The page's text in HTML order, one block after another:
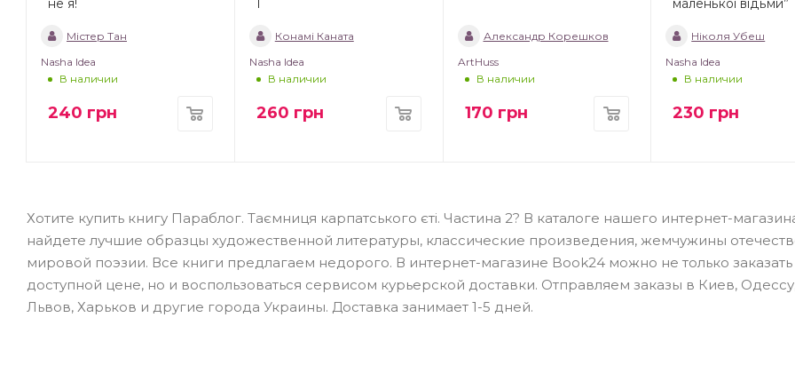
Містер Тан
Nasha Idea
В наличии
240 грн
Конамі Каната
Nasha Idea
В наличии
260 грн
Александр Корешков
ArtHuss
В наличии
170 грн
Ніколя Убеш
Nasha Idea
В наличии
230 грн
Хотите купить книгу Параблог. Таємниця карпатського єті. Частина 2? В каталоге нашего интернет-
найдете лучшие образцы художественной литературы, классические произведения, жемчужины
мировой поэзии. Все книги предлагаем недорого. В интернет-магазине Book24 можно не только заказать
доступной цене, но и воспользоваться сервисом курьерской доставки. Отправляем заказы в Киев,
Львов, Харьков и другие города Украины. Доставка занимает 1-5 дней.